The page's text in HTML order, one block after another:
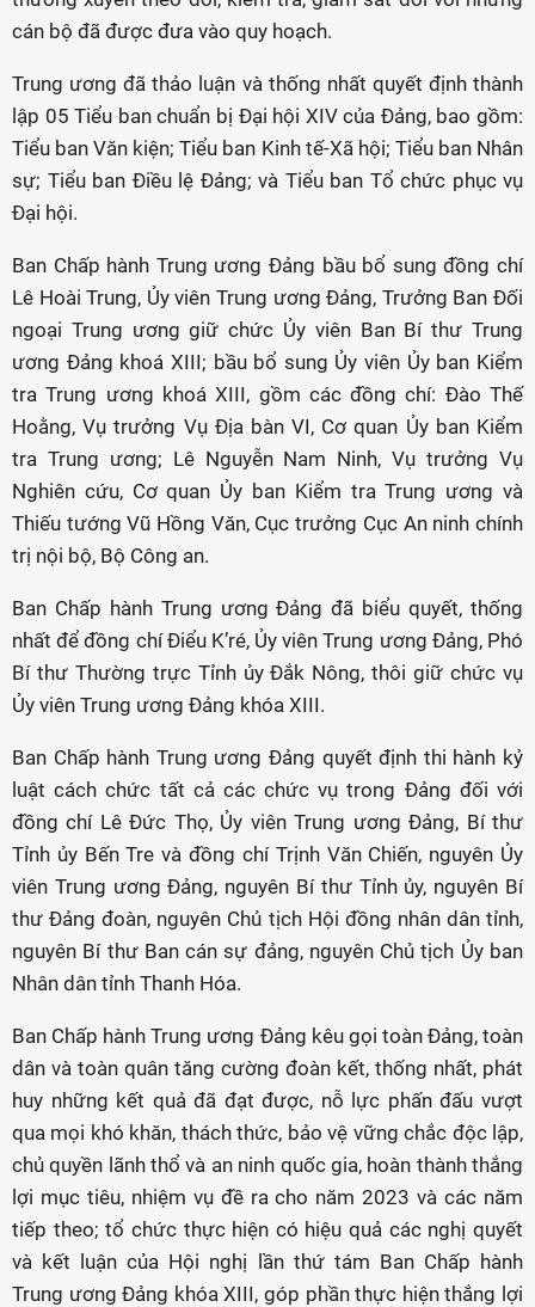
cán bộ đã được đưa vào quy hoạch.
Trung ương đã thảo luận và thống nhất quyết định thành
lập 05 Tiểu ban chuẩn bị Đại hội XIV của Đảng, bao gồm:
Tiểu ban Văn kiện; Tiểu ban Kinh tế-Xã hội; Tiểu ban Nhân
sự; Tiểu ban Điều lệ Đảng; và Tiểu ban Tổ chức phục vụ
Đại hội.
Ban Chấp hành Trung ương Đảng bầu bổ sung đồng chí
Lê Hoài Trung, Ủy viên Trung ương Đảng, Trưởng Ban Đối
ngoại Trung ương giữ chức Ủy viên Ban Bí thư Trung
ương Đảng khoá XIII; bầu bổ sung Ủy viên Ủy ban Kiểm
tra Trung ương khoá XIII, gồm các đồng chí: Đào Thế
Hoằng, Vụ trưởng Vụ Địa bàn VI, Cơ quan Ủy ban Kiểm
tra Trung ương; Lê Nguyễn Nam Ninh, Vụ trưởng Vụ
Nghiên cứu, Cơ quan Ủy ban Kiểm tra Trung ương và
Thiếu tướng Vũ Hồng Văn, Cục trưởng Cục An ninh chính
trị nội bộ, Bộ Công an.
Ban Chấp hành Trung ương Đảng đã biểu quyết, thống
nhất để đồng chí Điểu K’ré, Ủy viên Trung ương Đảng, Phó
Bí thư Thường trực Tỉnh ủy Đắk Nông, thôi giữ chức vụ
Ủy viên Trung ương Đảng khóa XIII.
Ban Chấp hành Trung ương Đảng quyết định thi hành kỷ
luật cách chức tất cả các chức vụ trong Đảng đối với
đồng chí Lê Đức Thọ, Ủy viên Trung ương Đảng, Bí thư
Tỉnh ủy Bến Tre và đồng chí Trịnh Văn Chiến, nguyên Ủy
viên Trung ương Đảng, nguyên Bí thư Tỉnh ủy, nguyên Bí
thư Đảng đoàn, nguyên Chủ tịch Hội đồng nhân dân tỉnh,
nguyên Bí thư Ban cán sự đảng, nguyên Chủ tịch Ủy ban
Nhân dân tỉnh Thanh Hóa.
Ban Chấp hành Trung ương Đảng kêu gọi toàn Đảng, toàn
dân và toàn quân tăng cường đoàn kết, thống nhất, phát
huy những kết quả đã đạt được, nỗ lực phấn đấu vượt
qua mọi khó khăn, thách thức, bảo vệ vững chắc độc lập,
chủ quyền lãnh thổ và an ninh quốc gia, hoàn thành thắng
lợi mục tiêu, nhiệm vụ đề ra cho năm 2023 và các năm
tiếp theo; tổ chức thực hiện có hiệu quả các nghị quyết
và kết luận của Hội nghị lần thứ tám Ban Chấp hành
Trung ương Đảng khóa XIII, góp phần thực hiện thắng lợi